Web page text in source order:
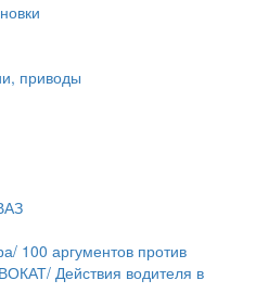
приводы
100 аргументов против
Действия водителя в